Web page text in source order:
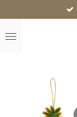
direct
naar
de